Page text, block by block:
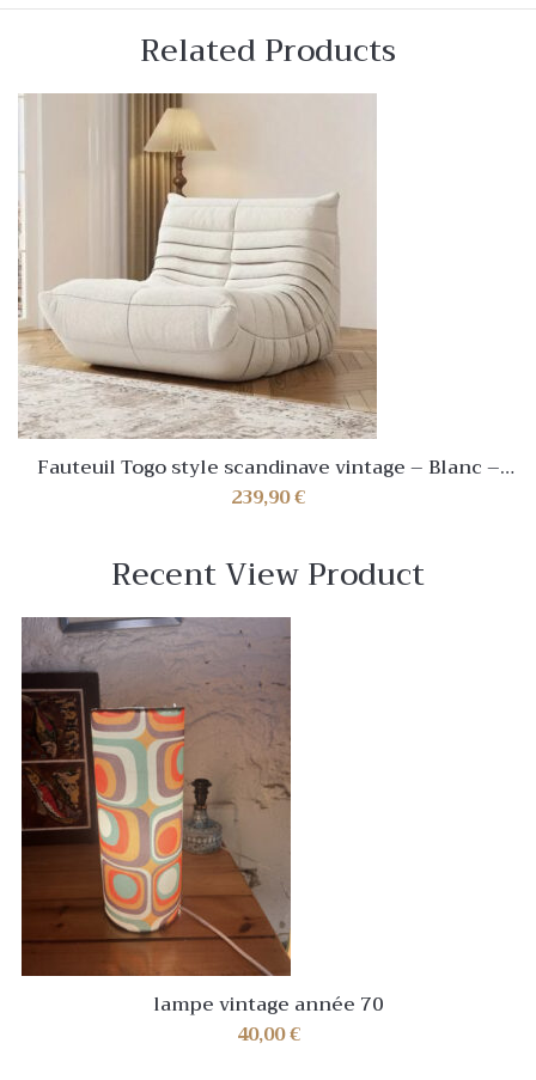
Related Products
Fauteuil Togo style scandinave vintage – Blanc –
NEUF✅
239,90€
Recent View Product
lampe vintage année 70
40,00€